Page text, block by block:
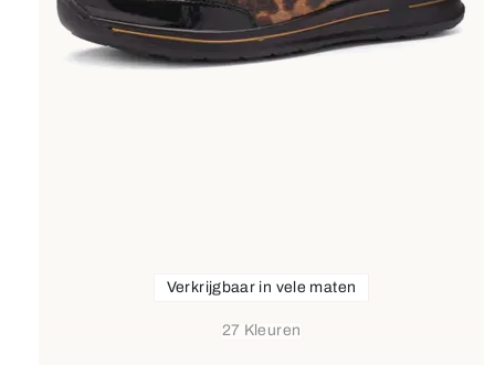
27 Kleuren
Verkrijgbaar in vele maten